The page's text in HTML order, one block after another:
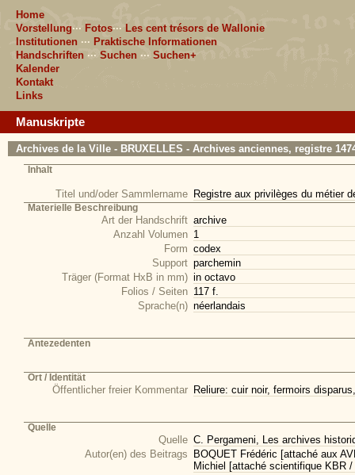
Home
Vorstellung··· Fotos··· Les cent trésors de Wallonie
Institutionen ··· Praktische Informationen
Handschriften ··· Suchen ··· Suchen+
Kalender
Kontakt
Links
Manuskripte
Archives de la Ville - BRUXELLES - Archives anciennes, registre
Inhalt
Titel und/oder Sammlername Registre aux privilèges du métier
Materielle Beschreibung
Art der Handschrift archive
Anzahl Volumen 1
Form codex
Support parchemin
Träger (Format HxB in mm) in octavo
Folios / Seiten 117 f.
Sprache(n) néerlandais
Antezedenten
Ort / Identität
Öffentlicher freier Kommentar Reliure: cuir noir, fermoirs
Quelle
Quelle C. Pergameni, Les archives
Autor(en) des Beitrags
BOQUET Frédéric [attaché aux
Michiel [attaché scientifique KBR